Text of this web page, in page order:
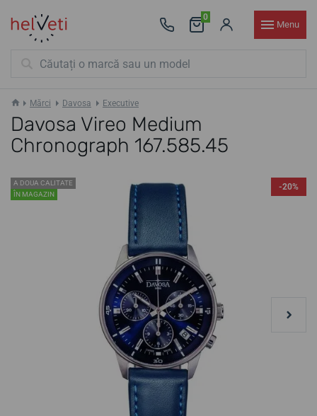
0
Menu
Mărci Davosa Executive
Davosa Vireo Medium
Chronograph 167.585.45
A DOUA CALITATE
ÎN MAGAZIN
-20%